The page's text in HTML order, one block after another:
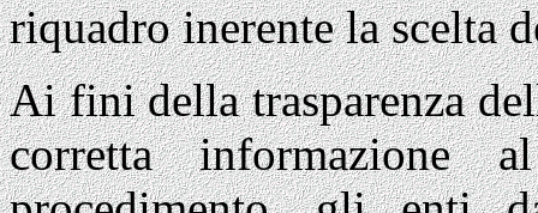
riquadro inerente la scelta
Ai fini della trasparenza
corretta informazione